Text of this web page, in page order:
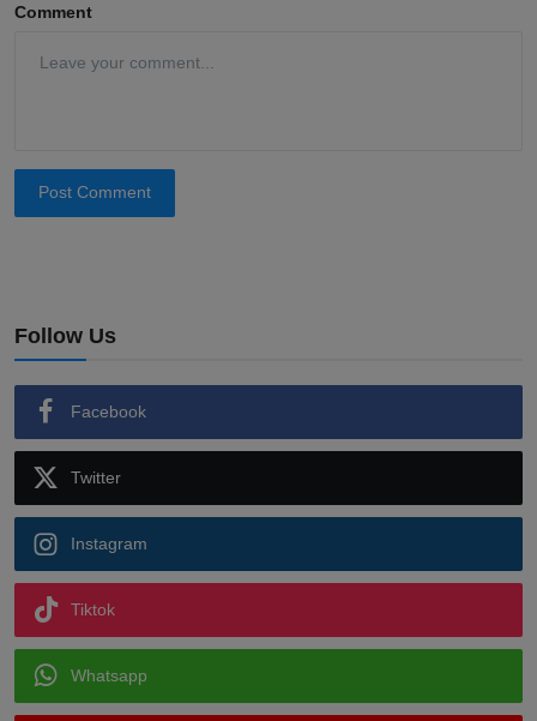
Comment
Post Comment
Follow Us
Facebook
Twitter
Instagram
Tiktok
Whatsapp